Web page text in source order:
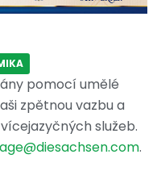
pomocí umělé
zpětnou vazbu a
služeb.
.